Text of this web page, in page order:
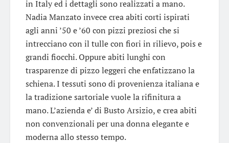
in Italy ed i dettagli sono realizzati a mano.
Nadia Manzato invece crea abiti corti ispirati
agli anni ’50 e ’60 con pizzi preziosi che si
intrecciano con il tulle con fiori in rilievo, pois e
grandi fiocchi. Oppure abiti lunghi con
trasparenze di pizzo leggeri che enfatizzano la
schiena. I tessuti sono di provenienza italiana e
la tradizione sartoriale vuole la rifinitura a
mano. L’azienda e’ di Busto Arsizio, e crea abiti
non convenzionali per una donna elegante e
moderna allo stesso tempo.